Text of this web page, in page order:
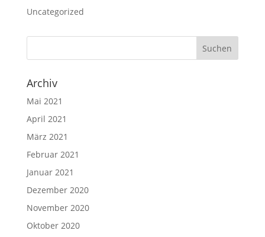
Uncategorized
Archiv
Mai 2021
April 2021
März 2021
Februar 2021
Januar 2021
Dezember 2020
November 2020
Oktober 2020